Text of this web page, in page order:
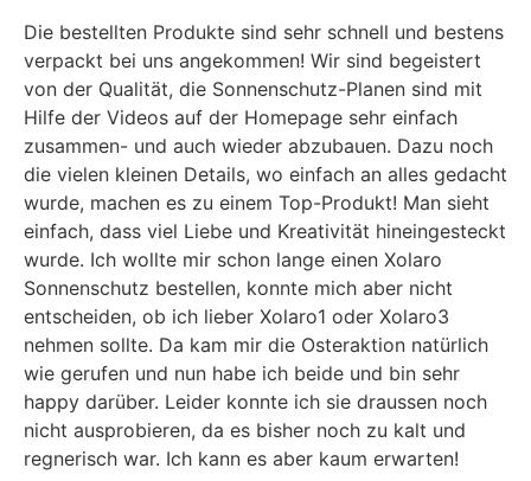
Die bestellten Produkte sind sehr schnell und bestens
verpackt bei uns angekommen! Wir sind begeistert
von der Qualität, die Sonnenschutz-Planen sind mit
Hilfe der Videos auf der Homepage sehr einfach
zusammen- und auch wieder abzubauen. Dazu noch
die vielen kleinen Details, wo einfach an alles gedacht
wurde, machen es zu einem Top-Produkt! Man sieht
einfach, dass viel Liebe und Kreativität hineingesteckt
wurde. Ich wollte mir schon lange einen Xolaro
Sonnenschutz bestellen, konnte mich aber nicht
entscheiden, ob ich lieber Xolaro1 oder Xolaro3
nehmen sollte. Da kam mir die Osteraktion natürlich
wie gerufen und nun habe ich beide und bin sehr
happy darüber. Leider konnte ich sie draussen noch
nicht ausprobieren, da es bisher noch zu kalt und
regnerisch war. Ich kann es aber kaum erwarten!